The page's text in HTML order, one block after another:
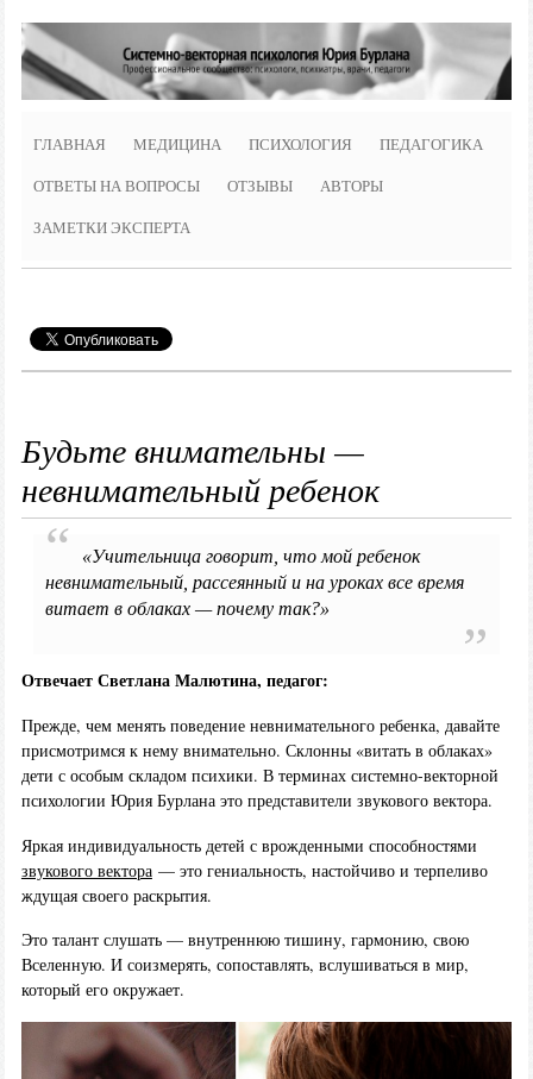
ГЛАВНАЯ МЕДИЦИНА ПСИХОЛОГИЯ ПЕДАГОГИКА
ОТВЕТЫ НА ВОПРОСЫ ОТЗЫВЫ АВТОРЫ
ЗАМЕТКИ ЭКСПЕРТА
Будьте внимательны —
невнимательный ребенок
«Учительница говорит, что мой ребенок
невнимательный, рассеянный и на уроках все время
витает в облаках — почему так?»
Отвечает Светлана Малютина, педагог:
Прежде, чем менять поведение невнимательного ребенка, давайте
присмотримся к нему внимательно. Склонны «витать в облаках»
дети с особым складом психики. В терминах системно-векторной
психологии Юрия Бурлана это представители звукового вектора.
Яркая индивидуальность детей с врожденными способностями
звукового вектора— это гениальность, настойчиво и терпеливо
ждущая своего раскрытия.
Это талант слушать — внутреннюю тишину, гармонию, свою
Вселенную. И соизмерять, сопоставлять, вслушиваться в мир,
который его окружает.